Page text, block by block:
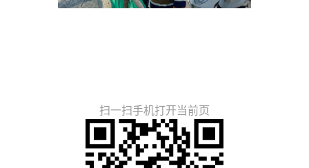
扫一扫手机打开当前页